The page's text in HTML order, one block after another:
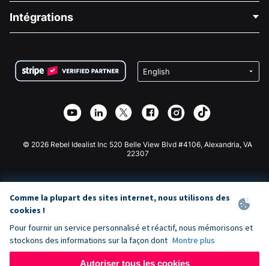
Carrières
Confidentialité
Partenariat d'affiliation
Bibliothèque
Collecte de fonds médicale
Collecte de fonds caritative
Intégrations
Plugin de don Wix
Application de don Webflow
Don Joomla
© 2026 Rebel Idealist Inc 520 Belle View Blvd #4106, Alexandria, VA
22307
Comme la plupart des sites internet, nous utilisons des
cookies !
Pour fournir un service personnalisé et réactif, nous mémorisons et
stockons des informations sur la façon dont Montre plus
Autoriser tous les cookies